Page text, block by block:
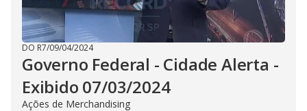
DO R7/09/04/2024
Governo Federal - Cidade Alerta -
Exibido 07/03/2024
Ações de Merchandising